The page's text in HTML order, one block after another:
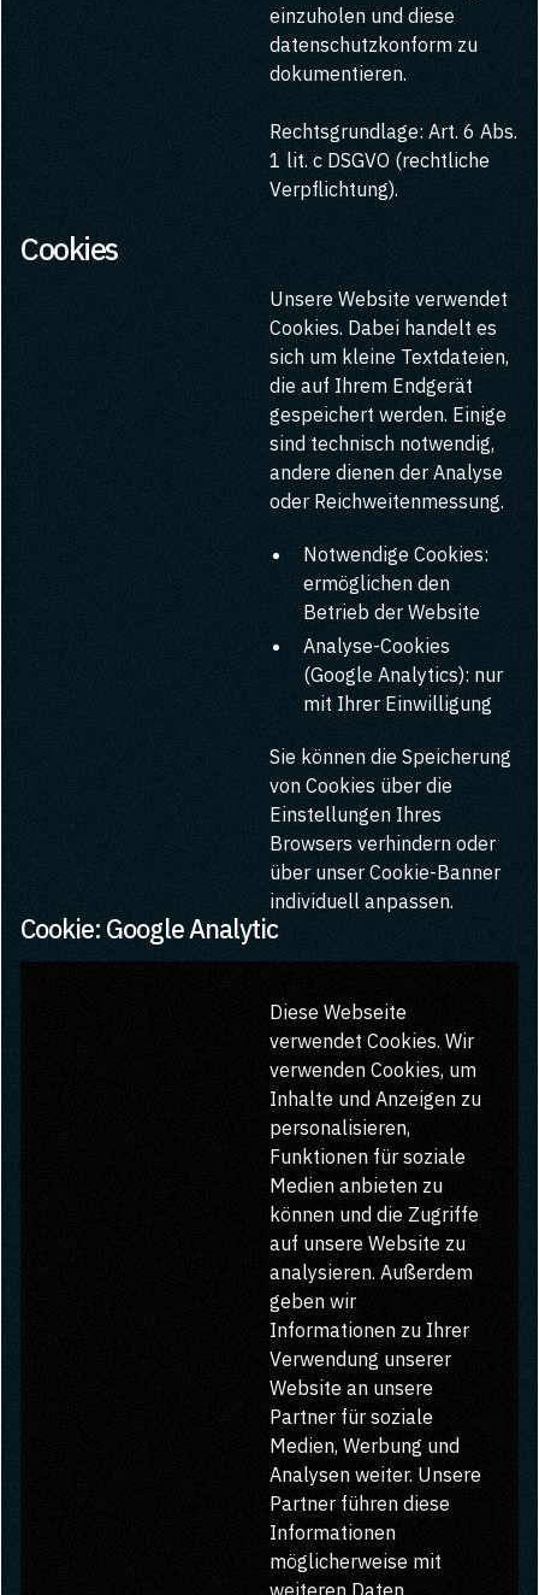
einzuholen und diese
datenschutzkonform zu
dokumentieren.
Rechtsgrundlage: Art. 6 Abs.
1 lit. c DSGVO (rechtliche
Verpflichtung).
Cookies
Unsere Website verwendet
Cookies. Dabei handelt es
sich um kleine Textdateien,
die auf Ihrem Endgerät
gespeichert werden. Einige
sind technisch notwendig,
andere dienen der Analyse
oder Reichweitenmessung.
Notwendige Cookies:
ermöglichen den
Betrieb der Website
Analyse-Cookies
(Google Analytics): nur
mit Ihrer Einwilligung
Sie können die Speicherung
von Cookies über die
Einstellungen Ihres
Browsers verhindern oder
über unser Cookie-Banner
individuell anpassen.
Cookie: Google Analytic
Diese Webseite
verwendet Cookies. Wir
verwenden Cookies, um
Inhalte und Anzeigen zu
personalisieren,
Funktionen für soziale
Medien anbieten zu
können und die Zugriffe
auf unsere Website zu
analysieren. Außerdem
geben wir
Informationen zu Ihrer
Verwendung unserer
Website an unsere
Partner für soziale
Medien, Werbung und
Analysen weiter. Unsere
Partner führen diese
Informationen
möglicherweise mit
weiteren Daten